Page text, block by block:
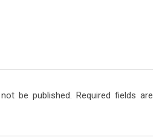
be published. Required fields are